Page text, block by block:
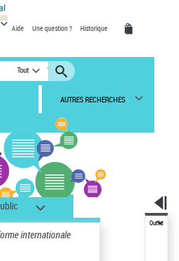
Aide Une question ? Historique
Tout
AUTRES RECHERCHES
internationale
Outils